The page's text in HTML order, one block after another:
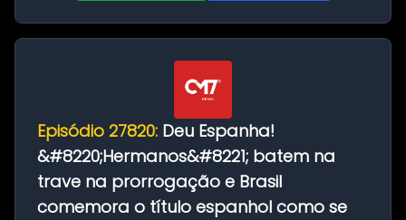
Episódio 27820: Deu Espanha!
&#8220;Hermanos&#8221; batem na
trave na prorrogação e Brasil
comemora o título espanhol como se